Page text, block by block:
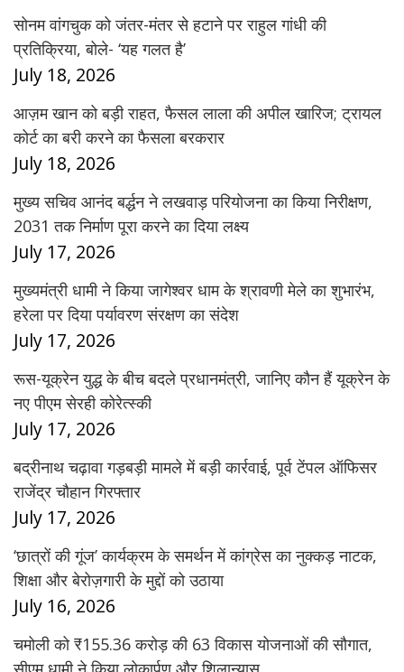
सोनम वांगचुक को जंतर-मंतर से हटाने पर राहुल गांधी की
प्रतिक्रिया, बोले- ‘यह गलत है’
July 18, 2026
आज़म खान को बड़ी राहत, फैसल लाला की अपील खारिज; ट्रायल
कोर्ट का बरी करने का फैसला बरकरार
July 18, 2026
मुख्य सचिव आनंद बर्द्धन ने लखवाड़ परियोजना का किया निरीक्षण,
2031 तक निर्माण पूरा करने का दिया लक्ष्य
July 17, 2026
मुख्यमंत्री धामी ने किया जागेश्वर धाम के श्रावणी मेले का शुभारंभ,
हरेला पर दिया पर्यावरण संरक्षण का संदेश
July 17, 2026
रूस-यूक्रेन युद्ध के बीच बदले प्रधानमंत्री, जानिए कौन हैं यूक्रेन के
नए पीएम सेरही कोरेत्स्की
July 17, 2026
बद्रीनाथ चढ़ावा गड़बड़ी मामले में बड़ी कार्रवाई, पूर्व टेंपल ऑफिसर
राजेंद्र चौहान गिरफ्तार
July 17, 2026
‘छात्रों की गूंज’ कार्यक्रम के समर्थन में कांग्रेस का नुक्कड़ नाटक,
शिक्षा और बेरोज़गारी के मुद्दों को उठाया
July 16, 2026
चमोली को ₹155.36 करोड़ की 63 विकास योजनाओं की सौगात,